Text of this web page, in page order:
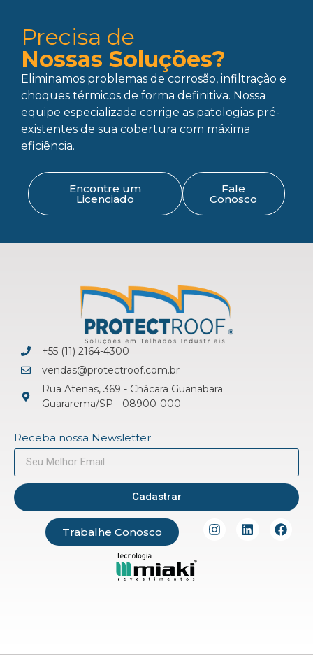
Precisa de
Nossas Soluções?
Eliminamos problemas de corrosão, infiltração e
choques térmicos de forma definitiva. Nossa
equipe especializada corrige as patologias pré-
existentes de sua cobertura com máxima
eficiência.
Encontre um
Licenciado
Fale
Conosco
+55 (11) 2164-4300
vendas@protectroof.com.br
Rua Atenas, 369 - Chácara Guanabara
Guararema/SP - 08900-000
Receba nossa Newsletter
Cadastrar
Trabalhe Conosco